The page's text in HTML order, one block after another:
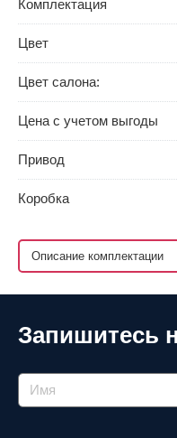
Комплектация
Цвет
Цвет салона:
Цена с учетом выгоды
Привод
Коробка
Описание комплектации
Запишитесь